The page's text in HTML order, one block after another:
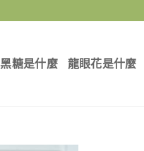
黑糖是什麼 龍眼花是什麼